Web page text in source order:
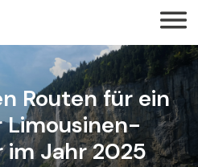
Routen für ein
Limousinen-
Jahr 2025